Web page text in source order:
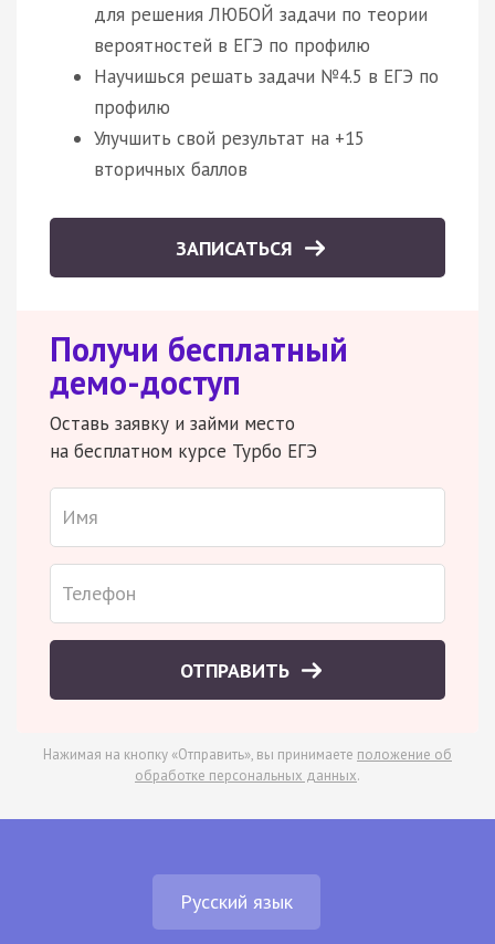
для решения ЛЮБОЙ задачи по теории
вероятностей в ЕГЭ по профилю
Научишься решать задачи №4.5 в ЕГЭ по
профилю
Улучшить свой результат на +15
вторичных баллов
ЗАПИСАТЬСЯ
Получи бесплатный
демо-доступ
Оставь заявку и займи место
на бесплатном курсе Турбо ЕГЭ
ОТПРАВИТЬ
Нажимая на кнопку «Отправить», вы принимаете положение об
обработке персональных данных.
Русский язык